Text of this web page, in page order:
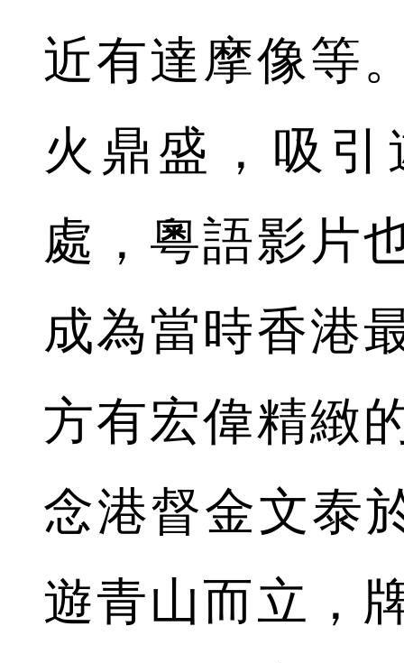
近有達摩像等
火鼎盛，吸
處，粵語影片
成為當時香港
方有宏偉精緻
念港督金文泰
遊青山而立，